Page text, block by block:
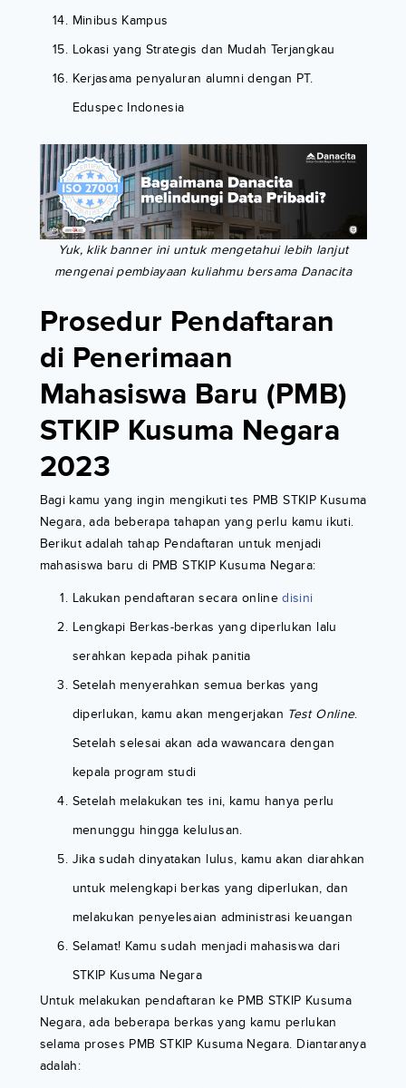
Minibus Kampus
Lokasi yang Strategis dan Mudah Terjangkau
Kerjasama penyaluran alumni dengan PT.
Eduspec Indonesia
Yuk, klik banner ini untuk mengetahui lebih lanjut
mengenai pembiayaan kuliahmu bersama Danacita
Prosedur Pendaftaran
di Penerimaan
Mahasiswa Baru (PMB)
STKIP Kusuma Negara
2023
Bagi kamu yang ingin mengikuti tes PMB STKIP Kusuma
Negara, ada beberapa tahapan yang perlu kamu ikuti.
Berikut adalah tahap Pendaftaran untuk menjadi
mahasiswa baru di PMB STKIP Kusuma Negara:
Lakukan pendaftaran secara onlinedisini
Lengkapi Berkas-berkas yang diperlukan lalu
serahkan kepada pihak panitia
Setelah menyerahkan semua berkas yang
diperlukan, kamu akan mengerjakan Test Online.
Setelah selesai akan ada wawancara dengan
kepala program studi
Setelah melakukan tes ini, kamu hanya perlu
menunggu hingga kelulusan.
Jika sudah dinyatakan lulus, kamu akan diarahkan
untuk melengkapi berkas yang diperlukan, dan
melakukan penyelesaian administrasi keuangan
Selamat! Kamu sudah menjadi mahasiswa dari
STKIP Kusuma Negara
Untuk melakukan pendaftaran ke PMB STKIP Kusuma
Negara, ada beberapa berkas yang kamu perlukan
selama proses PMB STKIP Kusuma Negara. Diantaranya
adalah: